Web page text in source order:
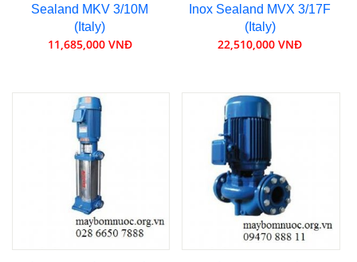
Sealand MKV 3/10M
(Italy)
11,685,000 VNĐ
Inox Sealand MVX 3/17F
(Italy)
22,510,000 VNĐ